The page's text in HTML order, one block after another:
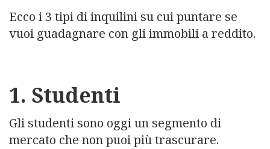
Ecco i 3 tipi di inquilini su cui puntare se
vuoi guadagnare con gli immobili a reddito.
1. Studenti
Gli studenti sono oggi un segmento di
mercato che non puoi più trascurare.